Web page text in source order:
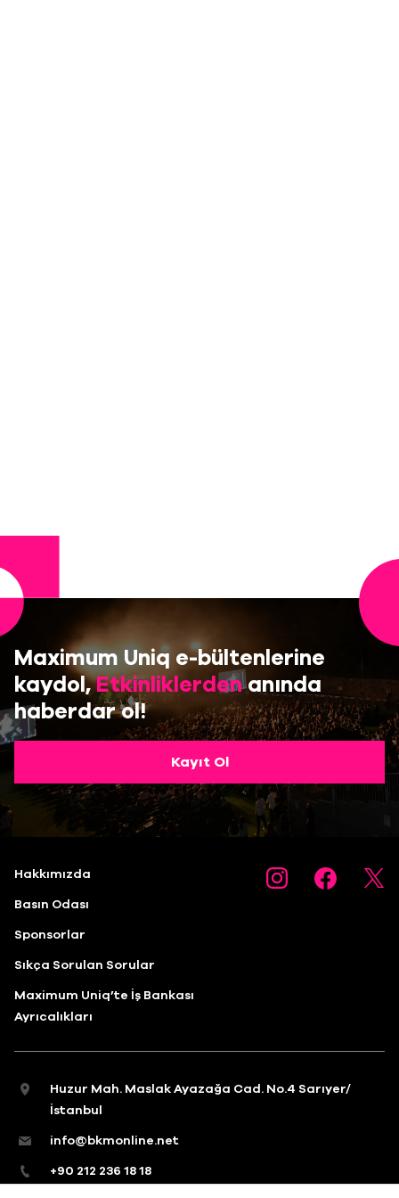
Maximum Uniq e-bültenlerine
kaydol,Etkinliklerdenanında
haberdar ol!
Kayıt Ol
Hakkımızda
Basın Odası
Sponsorlar
Sıkça Sorulan Sorular
Maximum Uniq’te İş Bankası
Ayrıcalıkları
Huzur Mah. Maslak Ayazağa Cad. No.4 Sarıyer/
İstanbul
info@bkmonline.net
+90 212 236 18 18